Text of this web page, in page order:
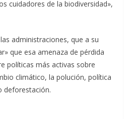
cuidadores de la biodiversidad»,
administraciones, que a su
que esa amenaza de pérdida
políticas más activas sobre
climático, la polución, política
deforestación.